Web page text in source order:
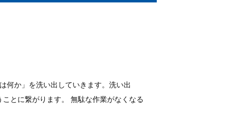
何か」を洗い出していきます。洗い出
とに繋がります。 無駄な作業がなくなる